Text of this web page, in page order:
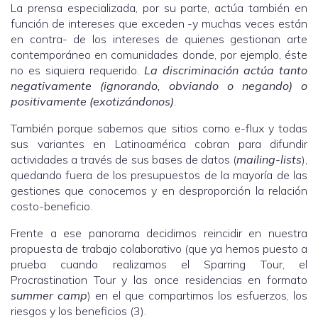
La prensa especializada, por su parte, actúa también en
función de intereses que exceden -y muchas veces están
en contra- de los intereses de quienes gestionan arte
contemporáneo en comunidades donde, por ejemplo, éste
no es siquiera requerido. La discriminación actúa tanto
negativamente (ignorando, obviando o negando) o
positivamente (exotizándonos).
También porque sabemos que sitios como e-flux y todas
sus variantes en Latinoamérica cobran para difundir
actividades a través de sus bases de datos (mailing-lists),
quedando fuera de los presupuestos de la mayoría de las
gestiones que conocemos y en desproporción la relación
costo-beneficio.
Frente a ese panorama decidimos reincidir en nuestra
propuesta de trabajo colaborativo (que ya hemos puesto a
prueba cuando realizamos el Sparring Tour, el
Procrastination Tour y las once residencias en formato
summer camp) en el que compartimos los esfuerzos, los
riesgos y los beneficios (3).